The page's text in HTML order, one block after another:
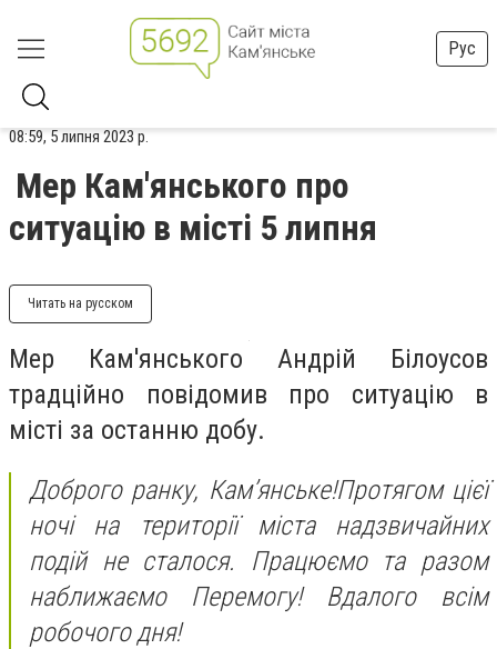
Рус
08:59, 5 липня 2023 р.
Мер Кам'янського про
ситуацію в місті 5 липня
Читать на русском
Мер Кам'янського Андрій Білоусов
традційно повідомив про ситуацію в
місті за останню добу.
Доброго ранку, Кам’янське!Протягом цієї
ночі на території міста надзвичайних
подій не сталося. Працюємо та разом
наближаємо Перемогу! Вдалого всім
робочого дня!